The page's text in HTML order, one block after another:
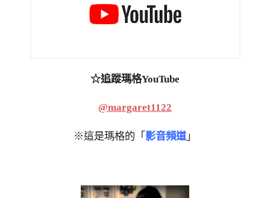
☆追蹤瑪格YouTube
@margaret1122
※這是瑪格的「 影音頻道」